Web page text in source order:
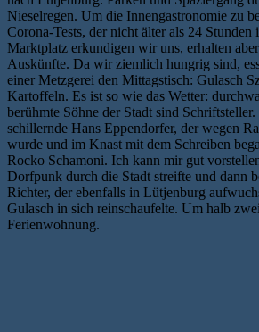
Nieselregen. Um die Innengastronomie zu
Corona-Tests, der nicht älter als 24
Marktplatz erkundigen wir uns, erhalten
Auskünfte. Da wir ziemlich hungrig sind,
einer Metzgerei den Mittagstisch: Gulasch
Kartoffeln. Es ist so wie das Wetter:
berühmte Söhne der Stadt sind
schillernde Hans Eppendorfer, der wegen
wurde und im Knast mit dem Schreiben
Rocko Schamoni. Ich kann mir gut
Dorfpunk durch die Stadt streifte und dann
Richter, der ebenfalls in Lütjenburg
Gulasch in sich reinschaufelte. Um halb
Ferienwohnung.